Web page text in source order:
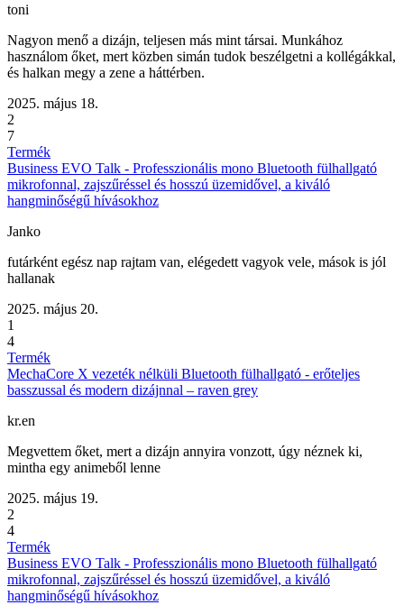
toni
Nagyon menő a dizájn, teljesen más mint társai. Munkához
használom őket, mert közben simán tudok beszélgetni a kollégákkal,
és halkan megy a zene a háttérben.
2025. május 18.
2
7
Termék
Business EVO Talk - Professzionális mono Bluetooth fülhallgató
mikrofonnal, zajszűréssel és hosszú üzemidővel, a kiváló
hangminőségű hívásokhoz
Janko
futárként egész nap rajtam van, elégedett vagyok vele, mások is jól
hallanak
2025. május 20.
1
4
Termék
MechaCore X vezeték nélküli Bluetooth fülhallgató - erőteljes
basszussal és modern dizájnnal – raven grey
kr.en
Megvettem őket, mert a dizájn annyira vonzott, úgy néznek ki,
mintha egy animeből lenne
2025. május 19.
2
4
Termék
Business EVO Talk - Professzionális mono Bluetooth fülhallgató
mikrofonnal, zajszűréssel és hosszú üzemidővel, a kiváló
hangminőségű hívásokhoz